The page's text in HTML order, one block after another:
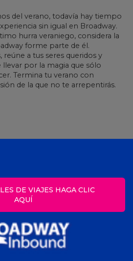
del verano, todavía hay tiempo
sin igual en Broadway.
hurra veraniego, considera la
forme parte de él.
reúne a tus seres queridos y
llevar por la magia que sólo
Termina tu verano con
de la que no te arrepentirás.
DE VIAJES HAGA CLIC
AQUÍ